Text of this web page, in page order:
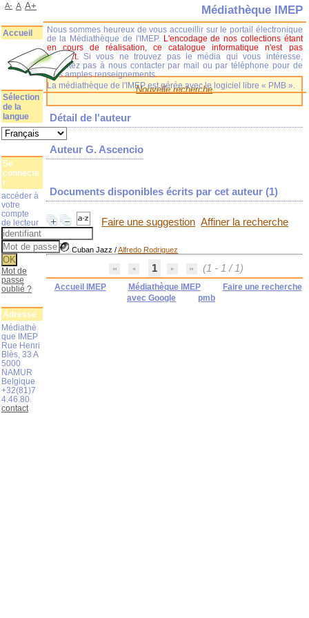
Nouvelle recherche
Détail de l'auteur
Auteur G. Ascencio
Documents disponibles écrits par cet auteur (1)
Faire une suggestion Affiner la recherche
Cuban Jazz /Alfredo Rodriguez
1 (1 - 1 / 1)
Accueil IMEP Médiathèque IMEP
Faire une recherche
avec Google
pmb
Médiathèque IMEP
Nous sommes heureux de vous accueillir sur le portail électronique
de la Médiathèque de l'IMEP. L'encodage de nos collections étant
en cours de réalisation, ce catalogue informatique n'est pas
complet.
Si vous ne trouvez pas le média qui vous intéresse,
n'hésitez pas à nous contacter par mail ou par téléphone pour de
plus amples renseignements.
La médiathèque de l'IMEP est gérée avec le logiciel libre « PMB ».
A- A A+
Accueil
Sélection
de la
langue
Se
connecte
r
accéder à
votre
compte
de lecteur
Mot de
passe
oublié ?
Adresse
Médiathè
que IMEP
Rue Henri
Blès, 33 A
5000
NAMUR
Belgique
+32(81)7
4.46.80.
contact